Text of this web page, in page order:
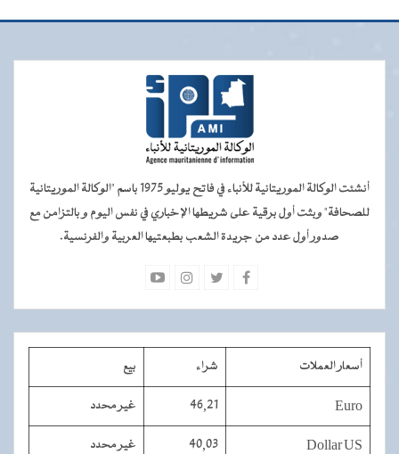
أنشئت الوكالة الموريتانية للأنباء في فاتح يوليو 1975 باسم "الوكالة الموريتانية
للصحافة" وبثت أول برقية على شريطها الإخباري في نفس اليوم و بالتزامن مع
صدور أول عدد من جريدة الشعب بطبعتيها العربية والفرنسية.
أسعار العملات شراء بيع
Euro
46,21 غير محدد
Dollar US
40,03 غير محدد